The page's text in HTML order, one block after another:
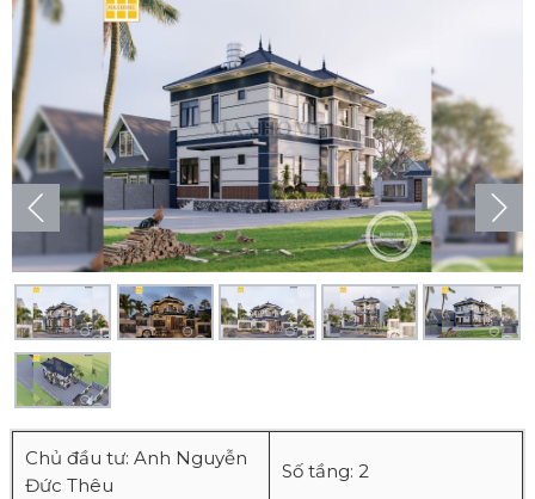
Chủ đầu tư: Anh Nguyễn
Đức Thêu
Số tầng: 2